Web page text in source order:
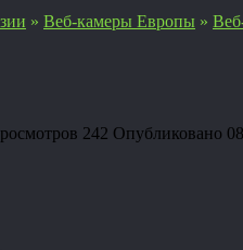
» Веб-камеры Европы »
242 Опубликовано